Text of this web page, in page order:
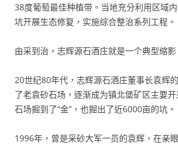
38度葡萄最佳种植带。当地充分利用区域
坑开展生态修复，实施综合整治系列工程。
由采到治，志辉源石酒庄就是一个典型缩影
20世纪80年代，志辉源石酒庄董事长袁辉
了老袁砂石场，逐渐成为镇北堡矿区主要
石场掘到了“金”，也掘出了近6000亩的坑。
1996年，曾是采砂大军一员的袁辉，在亲